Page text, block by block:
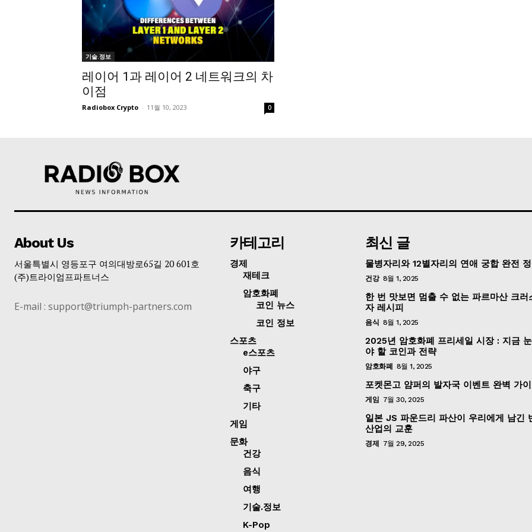
기술.정보
레이어 1과 레이어 2 네트워크의 차
이점
Radiobox Crypto - 11월 10, 2023 0
About Us
서울특별시 영등포구 여의대방로65길 20 601호
(주)트라이엄프파트너스
E-mail : support@triumph-partners.com
카테고리
경제
재테크
암호화폐
코인 뉴스
코인 정보
스포츠
e스포츠
야구
축구
기타
게임
문화
건강
음식
여행
기술.정보
K-Pop
최신 글
물병자리와 12별자리의 연애 궁합 완전
건강 8월 1, 2025
한 번 맛보면 멈출 수 없는 파르마산 크러
자 레시피
음식 8월 1, 2025
2025년 암호화폐 프리세일 시장 : 지금
야 할 코인과 전략
암호화폐 8월 1, 2025
포켓몬고 얌퍼의 발자국 이벤트 완벽 가
게임 7월 30, 2025
일본 JS 파운드리 파산이 우리에게 남긴
산업의 교훈
경제 7월 29, 2025